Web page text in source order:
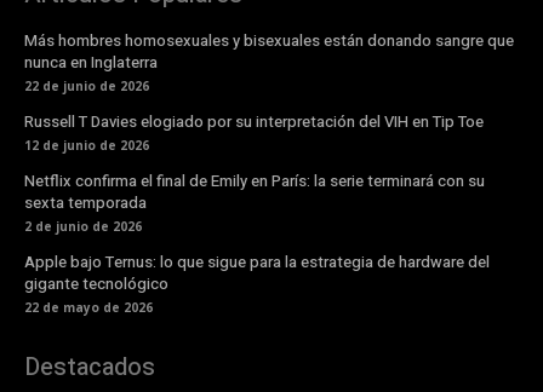
Más hombres homosexuales y bisexuales están donando sangre que
nunca en Inglaterra
22 de junio de 2026
Russell T Davies elogiado por su interpretación del VIH en Tip Toe
12 de junio de 2026
Netflix confirma el final de Emily en París: la serie terminará con su
sexta temporada
2 de junio de 2026
Apple bajo Ternus: lo que sigue para la estrategia de hardware del
gigante tecnológico
22 de mayo de 2026
Destacados